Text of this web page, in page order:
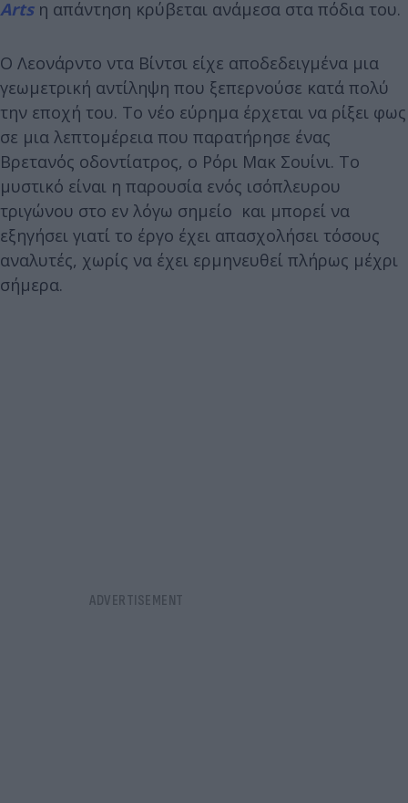
Arts η απάντηση κρύβεται ανάμεσα στα πόδια του.
Ο Λεονάρντο ντα Βίντσι είχε αποδεδειγμένα μια
γεωμετρική αντίληψη που ξεπερνούσε κατά πολύ
την εποχή του. Το νέο εύρημα έρχεται να ρίξει φως
σε μια λεπτομέρεια που παρατήρησε ένας
Βρετανός οδοντίατρος, ο Ρόρι Μακ Σουίνι. Το
μυστικό είναι η παρουσία ενός ισόπλευρου
τριγώνου στο εν λόγω σημείο και μπορεί να
εξηγήσει γιατί το έργο έχει απασχολήσει τόσους
αναλυτές, χωρίς να έχει ερμηνευθεί πλήρως μέχρι
σήμερα.